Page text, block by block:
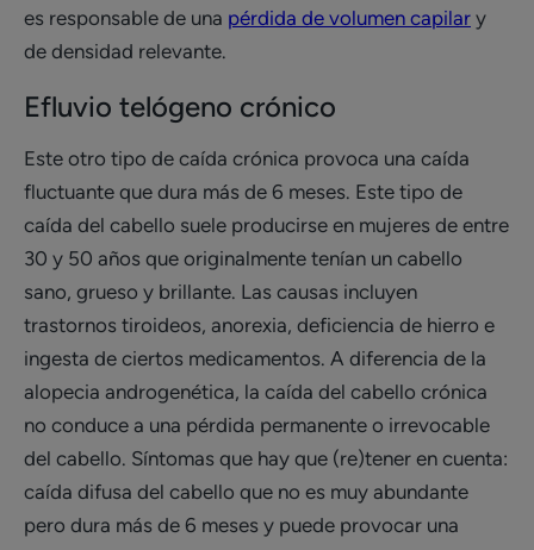
es responsable de una pérdida de volumen capilar y
de densidad relevante.
Efluvio telógeno crónico
Este otro tipo de caída crónica provoca una caída
fluctuante que dura más de 6 meses. Este tipo de
caída del cabello suele producirse en mujeres de entre
30 y 50 años que originalmente tenían un cabello
sano, grueso y brillante. Las causas incluyen
trastornos tiroideos, anorexia, deficiencia de hierro e
ingesta de ciertos medicamentos. A diferencia de la
alopecia androgenética, la caída del cabello crónica
no conduce a una pérdida permanente o irrevocable
del cabello. Síntomas que hay que (re)tener en cuenta:
caída difusa del cabello que no es muy abundante
pero dura más de 6 meses y puede provocar una